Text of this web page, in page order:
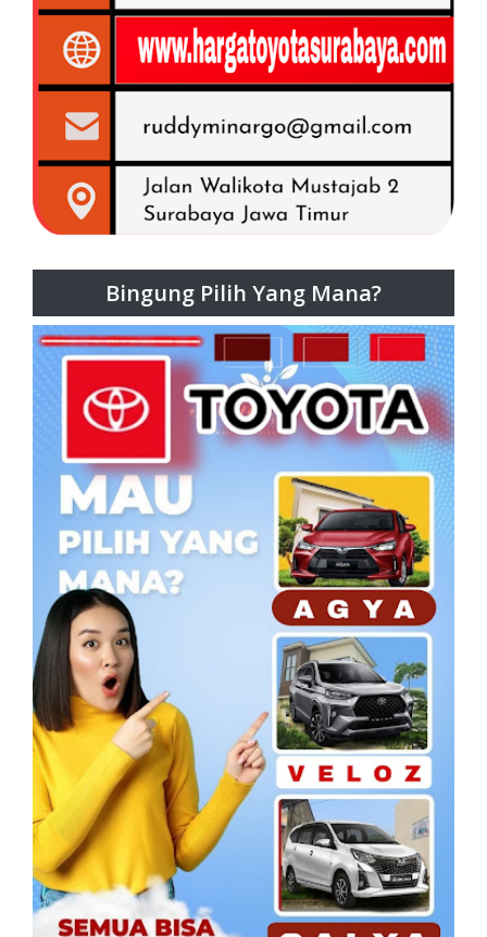
Bingung Pilih Yang Mana?